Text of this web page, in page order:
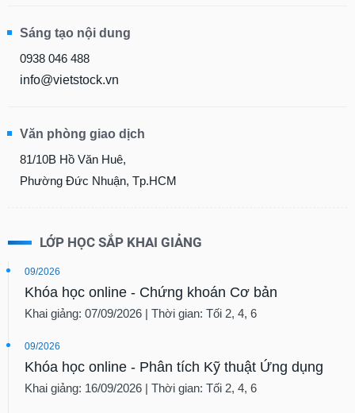
Sáng tạo nội dung
0938 046 488
info@vietstock.vn
Văn phòng giao dịch
81/10B Hồ Văn Huê,
Phường Đức Nhuận, Tp.HCM
LỚP HỌC SẮP KHAI GIẢNG
09/2026
Khóa học online - Chứng khoán Cơ bản
Khai giảng: 07/09/2026 | Thời gian: Tối 2, 4, 6
09/2026
Khóa học online - Phân tích Kỹ thuật Ứng dụng
Khai giảng: 16/09/2026 | Thời gian: Tối 2, 4, 6
SẢN
Mã
chứng
Tất cả Cổ phiếu
Lãnh
Tất cả Người nội bộ Người liên quan
tức
(-)
viết
của
tác